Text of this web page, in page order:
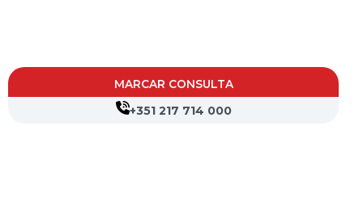
MARCAR CONSULTA
+351 217 714 000